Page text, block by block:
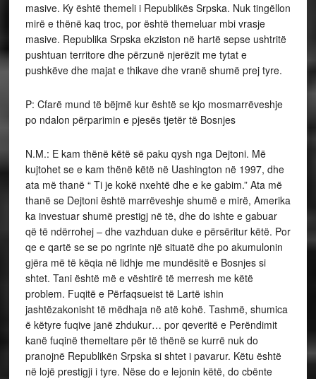
masive. Ky është themeli i Republikës Srpska. Nuk tingëllon
mirë e thënë kaq troc, por është themeluar mbi vrasje
masive. Republika Srpska ekziston në hartë sepse ushtritë
pushtuan territore dhe përzunë njerëzit me tytat e
pushkëve dhe majat e thikave dhe vranë shumë prej tyre.
P: Cfarë mund të bëjmë kur është se kjo mosmarrëveshje
po ndalon përparimin e pjesës tjetër të Bosnjes
N.M.: E kam thënë këtë së paku qysh nga Dejtoni. Më
kujtohet se e kam thënë këtë në Uashington në 1997, dhe
ata më thanë “ Ti je kokë nxehtë dhe e ke gabim.” Ata më
thanë se Dejtoni është marrëveshje shumë e mirë, Amerika
ka investuar shumë prestigj në të, dhe do ishte e gabuar
që të ndërrohej – dhe vazhduan duke e përsëritur këtë. Por
qe e qartë se se po ngrinte një situatë dhe po akumulonin
gjëra më të këqia në lidhje me mundësitë e Bosnjes si
shtet. Tani është më e vështirë të merresh me këtë
problem. Fuqitë e Përfaqsueist të Lartë ishin
jashtëzakonisht të mëdhaja në atë kohë. Tashmë, shumica
ë këtyre fuqive janë zhdukur… por qeveritë e Perëndimit
kanë fuqinë themeltare për të thënë se kurrë nuk do
pranojnë Republikën Srpska si shtet i pavarur. Këtu është
në lojë prestigji i tyre. Nëse do e lejonin këtë, do cbënte